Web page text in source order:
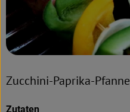
Zucchini-Paprika-Pfanne
Zutaten